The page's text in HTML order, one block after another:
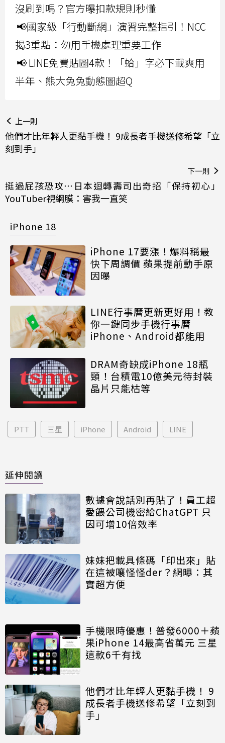
沒刷到嗎？官方曝扣款規則秒懂
📢國家級「行動斷網」演習完整指引！NCC
揭3重點：勿用手機處理重要工作
📢 LINE免費貼圖4款！「蛤」字必下載爽用
半年、熊大兔兔動態圖超Q
上一則
他們才比年輕人更黏手機！ 9成長者手機送修希望「立
刻到手」
下一則
挺過屁孩恐攻⋯日本迴轉壽司出奇招「保持初心」
YouTuber視網膜：害我一直笑
iPhone 18
iPhone 17要漲！爆料稱最
快下周調價 蘋果提前動手原
因曝
LINE行事曆更新更好用！教
你一鍵同步手機行事曆
iPhone、Android都能用
DRAM奇缺成iPhone 18瓶
頸！台積電10億美元待封裝
晶片只能枯等
PTT 三星 iPhone Android LINE
延伸閱讀
數據會說話別再貼了！員工超
愛餵公司機密給ChatGPT 只
因可增10倍效率
妹妹把載具條碼「印出來」貼
在這被嚷怪怪der？網曝：其
實超方便
手機限時優惠！普發6000＋蘋
果iPhone 14最高省萬元 三星
這款6千有找
他們才比年輕人更黏手機！ 9
成長者手機送修希望「立刻到
手」